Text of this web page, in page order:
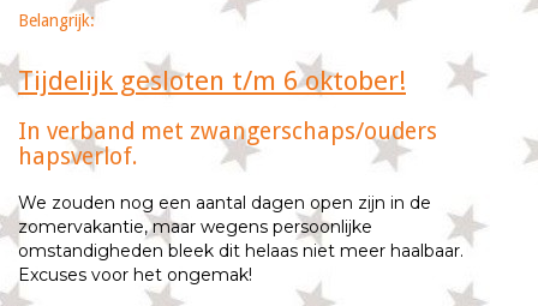
Belangrijk:
Tijdelijk gesloten t/m 6 oktober!
In verband met zwangerschaps/ouders
hapsverlof.
We zouden nog een aantal dagen open zijn in de
zomervakantie, maar wegens persoonlijke
omstandigheden bleek dit helaas niet meer haalbaar.
Excuses voor het ongemak!